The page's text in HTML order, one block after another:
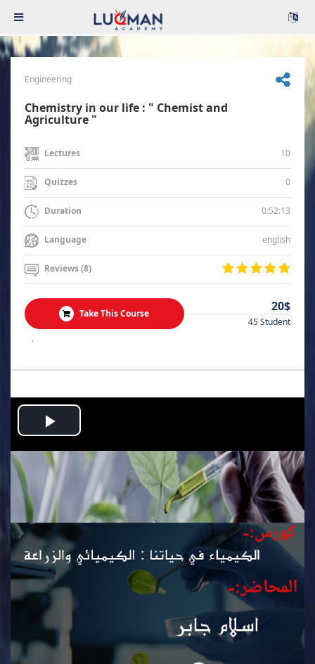
Engineering
Chemistry in our life : " Chemist and
Agriculture "
Lectures 10
Quizzes 0
Duration 0:52:13
Language english
Reviews (8)
Take This Course 20$
45 Student
.
Play
Video